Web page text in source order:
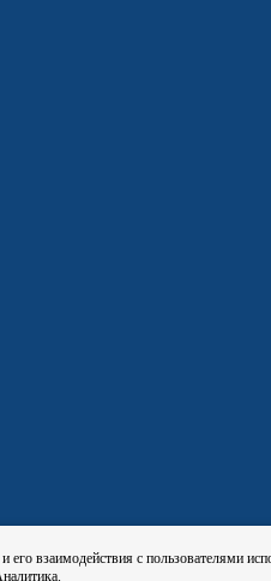
его взаимодействия с пользователями